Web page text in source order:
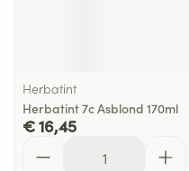
Herbatint
Herbatint 7c Asblond 170ml
€ 16,45